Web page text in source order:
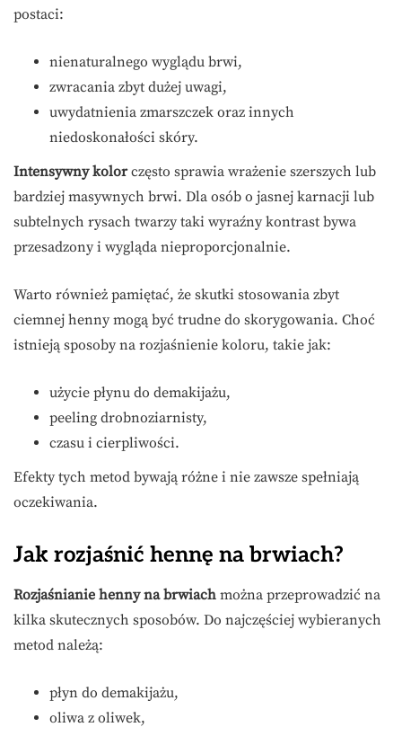
postaci:
nienaturalnego wyglądu brwi,
zwracania zbyt dużej uwagi,
uwydatnienia zmarszczek oraz innych
niedoskonałości skóry.
Intensywny kolorczęsto sprawia wrażenie szerszych lub
bardziej masywnych brwi. Dla osób o jasnej karnacji lub
subtelnych rysach twarzy taki wyraźny kontrast bywa
przesadzony i wygląda nieproporcjonalnie.
Warto również pamiętać, że skutki stosowania zbyt
ciemnej henny mogą być trudne do skorygowania. Choć
istnieją sposoby na rozjaśnienie koloru, takie jak:
użycie płynu do demakijażu,
peeling drobnoziarnisty,
czasu i cierpliwości.
Efekty tych metod bywają różne i nie zawsze spełniają
oczekiwania.
Jak rozjaśnić hennę na brwiach?
Rozjaśnianie henny na brwiach można przeprowadzić na
kilka skutecznych sposobów. Do najczęściej wybieranych
metod należą:
płyn do demakijażu,
oliwa z oliwek,